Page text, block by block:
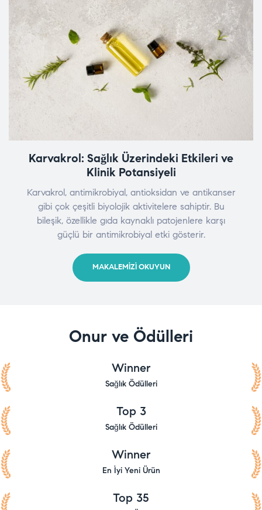
Karvakrol: Sağlık Üzerindeki Etkileri ve
Klinik Potansiyeli
Karvakrol, antimikrobiyal, antioksidan ve antikanser
gibi çok çeşitli biyolojik aktivitelere sahiptir. Bu
bileşik, özellikle gıda kaynaklı patojenlere karşı
güçlü bir antimikrobiyal etki gösterir.
MAKALEMIZI OKUYUN
Onur ve Ödülleri
Winner
Sağlık Ödülleri
Top 3
Sağlık Ödülleri
Winner
En İyi Yeni Ürün
Top 35